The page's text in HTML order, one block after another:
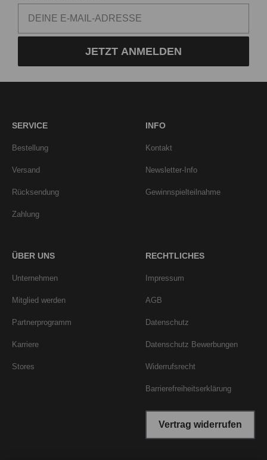
JETZT ANMELDEN
SERVICE
Bestellung
Versand
Rücksendung
Zahlung
INFO
Kontakt
Newsletter-Info
Gewinnspielteilnahme
ÜBER UNS
Unternehmen
Mitglied werden
Partnerprogramm
Karriere
Stores
RECHTLICHES
Impressum
AGB
Datenschutz
Datenschutz Bewerbungen
Widerrufsrecht
Barrierefreiheitserklärung
Vertrag widerrufen